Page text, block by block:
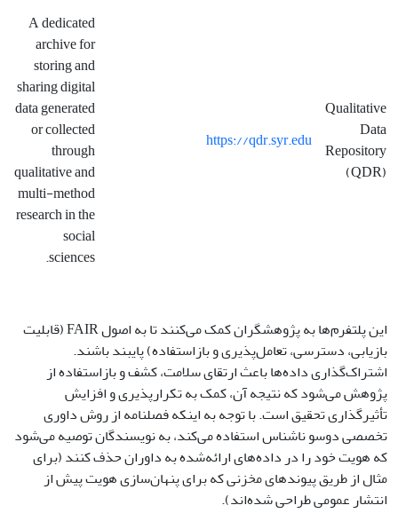
Qualitative
Data
Repository
(QDR)
https://qdr.syr.edu
A dedicated
archive for
storing and
sharing digital
data generated
or collected
through
qualitative and
multi-method
research in the
social
sciences.
این پلتفرم‌ها به پژوهشگران کمک می‌کنند تا به اصول FAIR (قابلیت
بازیابی، دسترسی، تعامل‌پذیری و بازاستفاده) پایبند باشند.
اشتراک‌گذاری داده‌ها باعث ارتقای سلامت، کشف و بازاستفاده از
پژوهش می‌شود که نتیجه آن، کمک به تکرارپذیری و افزایش
تأثیرگذاری تحقیق است. با توجه به اینکه فصلنامه از روش داوری
تخصصی دوسو ناشناس استفاده می‌کند، به نویسندگان توصیه می‌شود
که هویت خود را در داده‌های ارائه‌شده به داوران حذف کنند (برای
مثال از طریق پیوندهای مخزنی که برای پنهان‌سازی هویت پیش از
انتشار عمومی طراحی شده‌اند).